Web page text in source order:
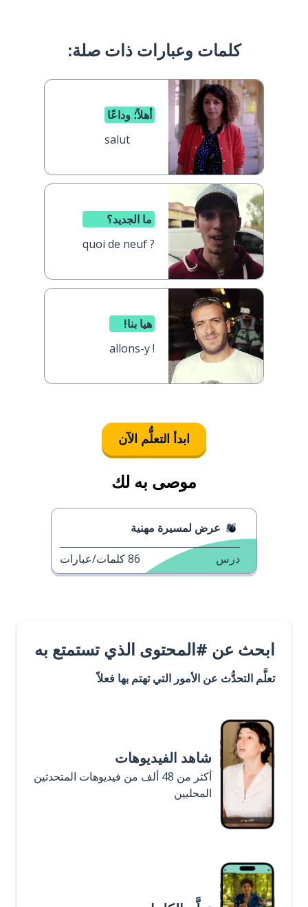
كلمات وعبارات ذات صلة:
أهلاً؛ وداعًا
salut
ما الجديد؟
quoi de neuf ?
هيا بنا!
allons-y !
ابدأ التعلُّم الآن
موصى به لك
عرض لمسيرة مهنية
درس 86كلمات/عبارات
ابحث عن #المحتوى الذي تستمتع به
تعلَّم التحدُّث عن الأمور التي تهتم بها فعلاً
شاهد الفيديوهات
أكثر من 48 ألف من فيديوهات المتحدثين
المحليين